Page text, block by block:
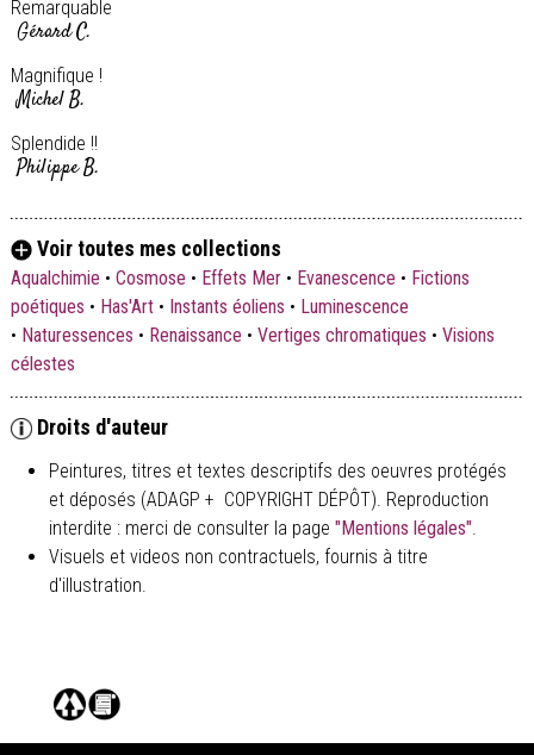
Remarquable
Gérard C.
Magnifique !
Michel B.
Splendide !!
Philippe B.
Voir toutes mes collections
Aqualchimie • Cosmose • Effets Mer• Evanescence • Fictions
poétiques • Has'Art• Instants éoliens • Luminescence
• Naturessences • Renaissance • Vertiges chromatiques • Visions
célestes
Droits d'auteur
Peintures, titres et textes descriptifs des oeuvres protégés
et déposés (ADAGP + COPYRIGHT DÉPÔT). Reproduction
interdite : merci de consulter la page "Mentions légales".
Visuels et videos non contractuels, fournis à titre
d'illustration.